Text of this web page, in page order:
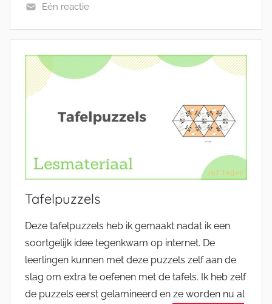
Eén reactie
Tafelpuzzels
Deze tafelpuzzels heb ik gemaakt nadat ik een
soortgelijk idee tegenkwam op internet. De
leerlingen kunnen met deze puzzels zelf aan de
slag om extra te oefenen met de tafels. Ik heb zelf
de puzzels eerst gelamineerd en ze worden nu al